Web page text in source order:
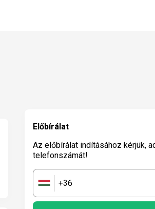
Előbírálat
Az előbírálat indításához kérjük,
telefonszámát!
🇭🇺 +36